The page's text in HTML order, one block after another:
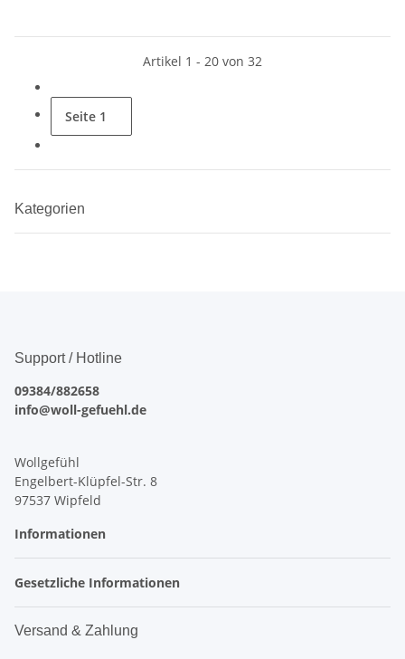
Artikel 1 - 20 von 32
Seite 1
Kategorien
Support / Hotline
09384/882658
info@woll-gefuehl.de
Wollgefühl
Engelbert-Klüpfel-Str. 8
97537 Wipfeld
Informationen
Gesetzliche Informationen
Versand & Zahlung